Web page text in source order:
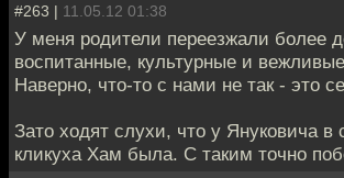
#263 | 11.05.12 01:38
У меня родители переезжали более
воспитанные, культурные и
Наверно, что-то с нами не так - это
Зато ходят слухи, что у Януковича в
кликуха Хам была. С таким точно